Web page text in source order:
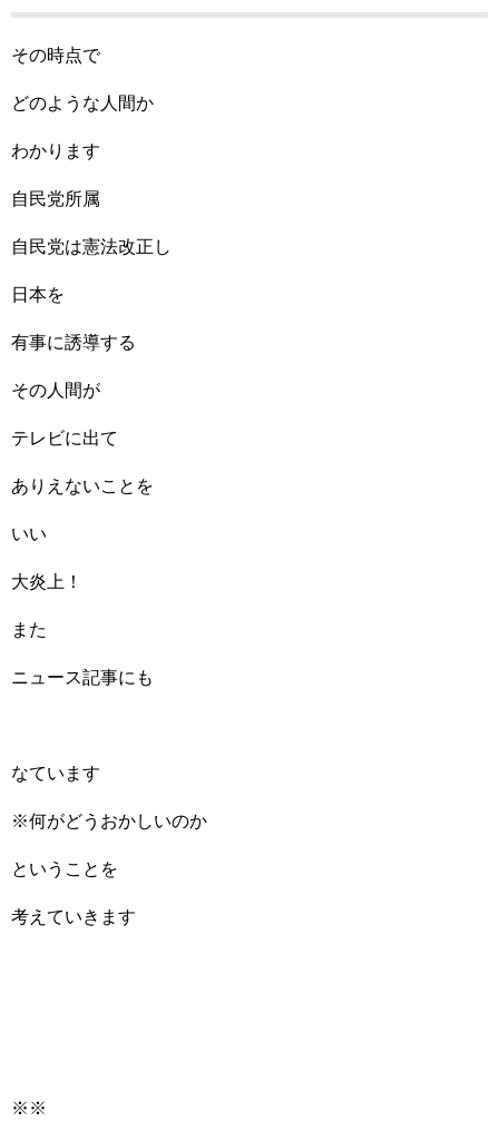
その時点で
どのような人間か
わかります
自民党所属
自民党は憲法改正し
日本を
有事に誘導する
その人間が
テレビに出て
ありえないことを
いい
大炎上！
また
ニュース記事にも
なています
※何がどうおかしいのか
ということを
考えていきます
※※